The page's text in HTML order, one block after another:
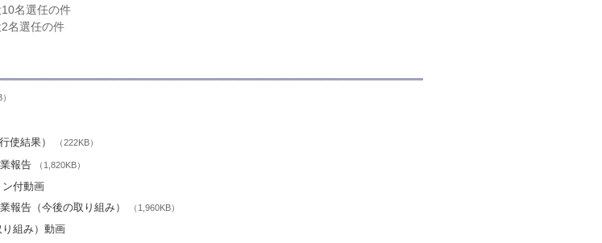
名選任の件
名選任の件
使結果） （222KB）
報告 （1,820KB）
付動画
報告（今後の取り組み）
（1,960KB）
組み）動画